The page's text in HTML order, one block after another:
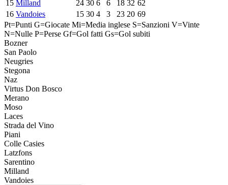
15 Milland 24 30 6 6 18 32 62
16 Vandoies 15 30 4 3 23 20 69
Pt=Punti G=Giocate Mi=Media inglese S=Sanzioni V=Vinte
N=Nulle P=Perse Gf=Gol fatti Gs=Gol subiti
Bozner
San Paolo
Neugries
Stegona
Naz
Virtus Don Bosco
Merano
Moso
Laces
Strada del Vino
Piani
Colle Casies
Latzfons
Sarentino
Milland
Vandoies